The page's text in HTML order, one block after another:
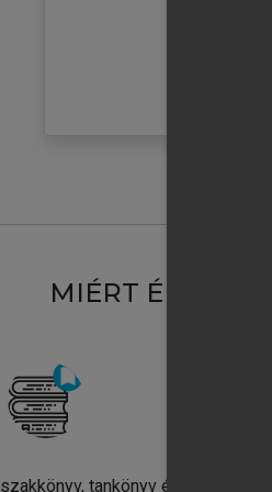
MIÉRT
szakkönyv, tankönyv és